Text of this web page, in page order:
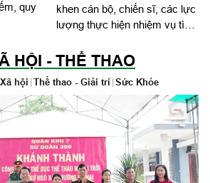
quy
khen cán bộ, chiến sĩ, các lực
lượng thực hiện nhiệm vụ tìm
danh tính hài cốt liệt sĩ
HỘI - THỂ THAO
Xã hội |Thể thao - Giải trí|Sức Khỏe